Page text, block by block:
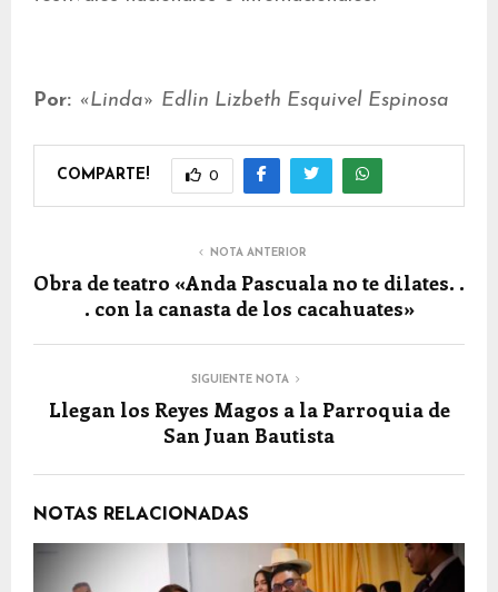
Por: «Linda» Edlin Lizbeth Esquivel Espinosa
COMPARTE! 0
NOTA ANTERIOR
Obra de teatro «Anda Pascuala no te dilates. .
. con la canasta de los cacahuates»
SIGUIENTE NOTA
Llegan los Reyes Magos a la Parroquia de
San Juan Bautista
NOTAS RELACIONADAS